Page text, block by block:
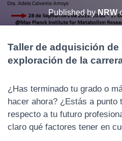
Published byNRW
Taller de adquisición
exploración de la
¿Has terminado tu grado o
hacer ahora? ¿Estás a punto
respecto a tu futuro
claro qué factores tener en